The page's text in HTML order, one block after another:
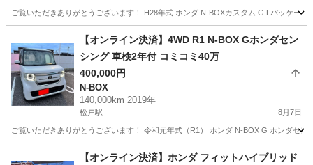
ご覧いただきありがとうございます！ H28年式 ホンダ N-BOXカスタム G Lパッケー
松戸駅 N-BOX
【オンライン決済】4WD R1 N-BOX Gホンダセン
シング 車検2年付 コミコミ40万
400,000円
N-BOX
140,000km 2019年
松戸駅 8月7日
ご覧いただきありがとうございます！ 令和元年式（R1） ホンダ N-BOX G ホンダセ
松戸駅 N-BOX
【オンライン決済】ホンダ フィットハイブリッド